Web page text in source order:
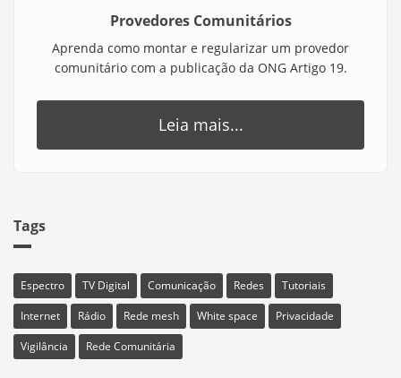
Provedores Comunitários
Aprenda como montar e regularizar um provedor
comunitário com a publicação da ONG Artigo 19.
Leia mais...
Tags
Espectro TV Digital Comunicação Redes
Tutoriais
Internet
Rádio Rede mesh White space
Privacidade
Vigilância
Rede Comunitária